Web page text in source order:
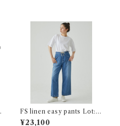
FS linen easy pants Lot:2
4218
¥23,100